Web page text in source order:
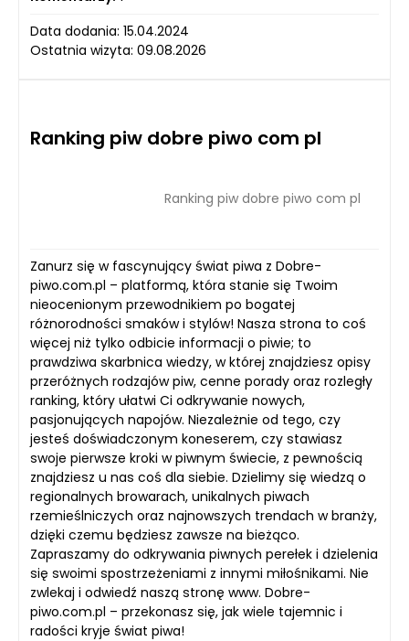
Data dodania: 15.04.2024
Ostatnia wizyta: 09.08.2026
Ranking piw dobre piwo com pl
Ranking piw dobre piwo com pl
Zanurz się w fascynujący świat piwa z Dobre-
piwo.com.pl – platformą, która stanie się Twoim
nieocenionym przewodnikiem po bogatej
różnorodności smaków i stylów! Nasza strona to coś
więcej niż tylko odbicie informacji o piwie; to
prawdziwa skarbnica wiedzy, w której znajdziesz opisy
przeróżnych rodzajów piw, cenne porady oraz rozległy
ranking, który ułatwi Ci odkrywanie nowych,
pasjonujących napojów. Niezależnie od tego, czy
jesteś doświadczonym koneserem, czy stawiasz
swoje pierwsze kroki w piwnym świecie, z pewnością
znajdziesz u nas coś dla siebie. Dzielimy się wiedzą o
regionalnych browarach, unikalnych piwach
rzemieślniczych oraz najnowszych trendach w branży,
dzięki czemu będziesz zawsze na bieżąco.
Zapraszamy do odkrywania piwnych perełek i dzielenia
się swoimi spostrzeżeniami z innymi miłośnikami. Nie
zwlekaj i odwiedź naszą stronę www. Dobre-
piwo.com.pl – przekonasz się, jak wiele tajemnic i
radości kryje świat piwa!